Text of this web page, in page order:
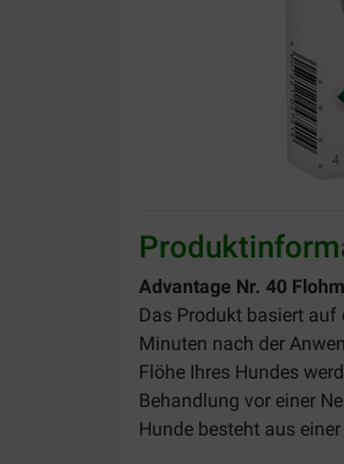
Advantage Nr. 40
Das Produkt basiert auf
Minuten nach der
Flöhe Ihres Hundes
Behandlung vor einer
Hunde besteht aus